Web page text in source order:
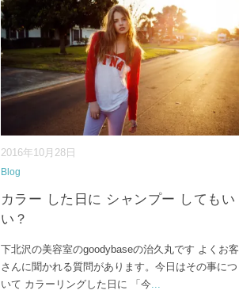
2016年10月28日
Blog
カラー した日に シャンプー してもい
い？
下北沢の美容室のgoodybaseの治久丸です よくお客
さんに聞かれる質問があります。今日はその事につ
いて カラーリングした日に 「今...